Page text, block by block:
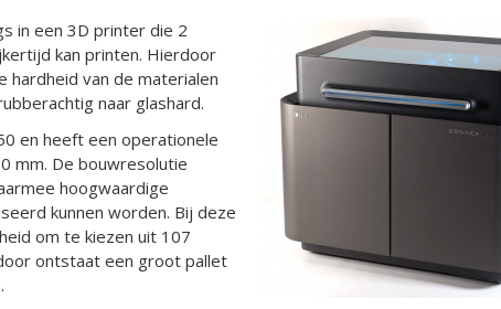
in een 3D printer die 2
kan printen. Hierdoor
hardheid van de materialen
naar glashard.
en heeft een operationele
mm. De bouwresolutie
hoogwaardige
kunnen worden. Bij deze
om te kiezen uit 107
ontstaat een groot pallet